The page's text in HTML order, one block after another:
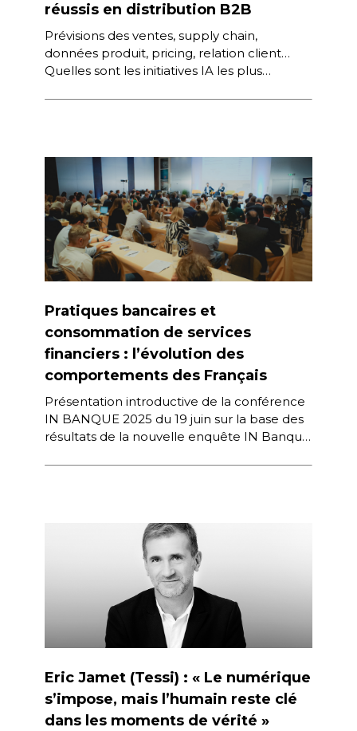
réussis en distribution B2B
Prévisions des ventes, supply chain,
données produit, pricing, relation client…
Quelles sont les initiatives IA les plus
Pratiques bancaires et
consommation de services
financiers : l’évolution des
comportements des Français
Présentation introductive de la conférence
IN BANQUE 2025 du 19 juin sur la base des
résultats de la nouvelle enquête IN Banque
Eric Jamet (Tessi) : « Le numérique
s’impose, mais l’humain reste clé
dans les moments de vérité »